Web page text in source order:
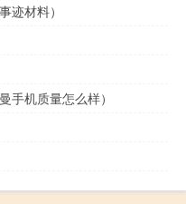
迹材料）
手机质量怎么样）